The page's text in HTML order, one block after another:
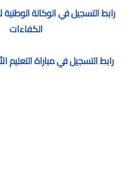
رابط التسجيل في الوكالة
رابط التسجيل في مباراة التعليم الأولي